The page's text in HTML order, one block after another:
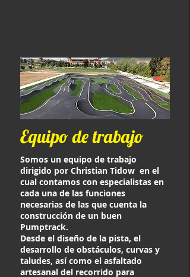
Equipo de trabajo
Somos un equipo de trabajo
dirigido por Christian Tidow en el
cual contamos con especialistas en
cada una de las funciones
necesarias de las que cuenta la
construcción de un buen
Pumptrack.
Desde el diseño de la pista, el
desarrollo de obstáculos, curvas y
taludes, así como el asfaltado
artesanal del recorrido para